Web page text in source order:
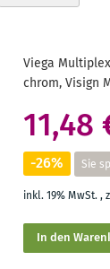
gerade
Viega
chrom, Visign
11,48
-26% Sie
inkl. 19% MwSt.,
In den